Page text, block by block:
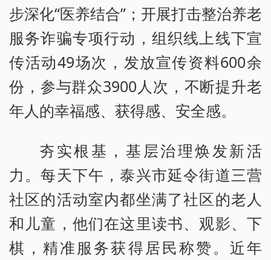
步深化“医养结合”；开展打击整治养老
服务诈骗专项行动，组织线上线下宣
传活动49场次，发放宣传资料600余
份，参与群众3900人次，不断提升老
年人的幸福感、获得感、安全感。
夯实根基，基层治理焕发新活
力。每天下午，泰兴市延令街道三营
社区的活动室内都坐满了社区的老人
和儿童，他们在这里读书、观影、下
棋，精准服务获得居民称赞。近年